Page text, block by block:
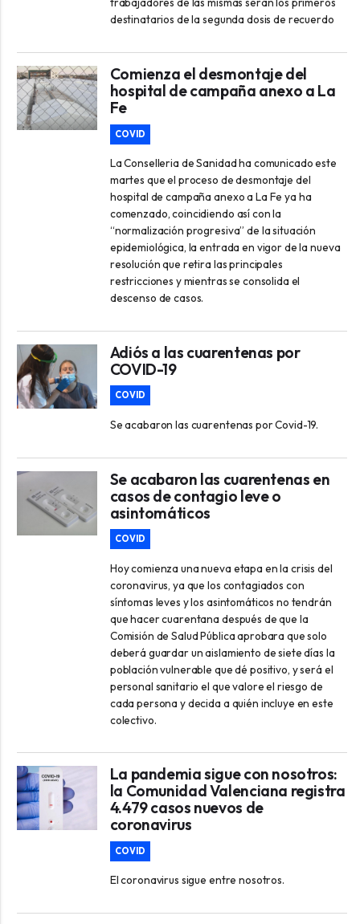
destinatarios de la segunda dosis de recuerdo
Comienza el desmontaje del
hospital de campaña anexo a La
Fe
COVID
La Conselleria de Sanidad ha comunicado este
martes que el proceso de desmontaje del
hospital de campaña anexo a La Fe ya ha
comenzado, coincidiendo así con la
“normalización progresiva” de la situación
epidemiológica, la entrada en vigor de la nueva
resolución que retira las principales
restricciones y mientras se consolida el
descenso de casos.
Adiós a las cuarentenas por
COVID-19
COVID
Se acabaron las cuarentenas por Covid-19.
Se acabaron las cuarentenas en
casos de contagio leve o
asintomáticos
COVID
Hoy comienza una nueva etapa en la crisis del
coronavirus, ya que los contagiados con
síntomas leves y los asintomáticos no tendrán
que hacer cuarentana después de que la
Comisión de Salud Pública aprobara que solo
deberá guardar un aislamiento de siete días la
población vulnerable que dé positivo, y será el
personal sanitario el que valore el riesgo de
cada persona y decida a quién incluye en este
colectivo.
La pandemia sigue con nosotros:
la Comunidad Valenciana registra
4.479 casos nuevos de
coronavirus
COVID
El coronavirus sigue entre nosotros.